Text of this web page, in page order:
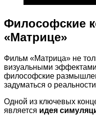
Философские
«Матрице»
Фильм «Матрица» не
визуальными
философские
задуматься о
Одной из ключевых
является идея